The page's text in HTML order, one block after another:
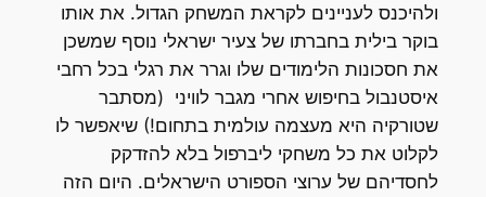
ולהיכנס לעניינים לקראת המשחק הגדול. את אותו
בוקר בילית בחברתו של צעיר ישראלי נוסף שמשכן
את חסכונות הלימודים שלו וגרר את רגלי בכל רחבי
איסטנבול בחיפוש אחרי מגבר לוויני (מסתבר
שטורקיה היא מעצמה עולמית בתחום!) שיאפשר לו
לקלוט את כל משחקי ליברפול בלא להזדקק
לחסדיהם של ערוצי הספורט הישראלים. היום הזה